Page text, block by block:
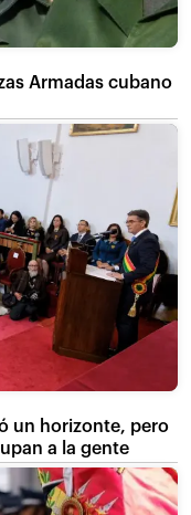
Armadas cubano
un horizonte, pero
a la gente